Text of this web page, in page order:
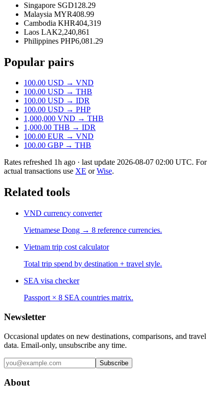
Singapore SGD128.29
Malaysia MYR408.99
Cambodia KHR404,319
Laos LAK2,240,861
Philippines PHP6,081.29
Popular pairs
100.00 USD → VND
100.00 USD → THB
100.00 USD → IDR
100.00 USD → PHP
1,000,000 VND → THB
1,000.00 THB → IDR
100.00 EUR → VND
100.00 GBP→ THB
Rates refreshed 1h ago · last update 2026-08-07 02:00 UTC. For
actual transactions use XE or Wise.
Related tools
VND currency converter
Vietnamese Dong → 8 reference currencies.
Vietnam trip cost calculator
Total trip spend by destination + travel style.
SEA visa checker
Passport × 8 SEA countries matrix.
Newsletter
Occasional updates on new destinations, comparisons, and travel
data. Email-only, unsubscribe any time.
Subscribe
About